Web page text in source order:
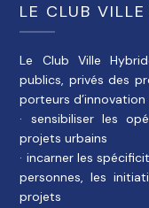
LE CLUB
Le Club Ville
publics, privés des
porteurs
· sensibiliser les
projets urbains
· incarner les
personnes, les
projets